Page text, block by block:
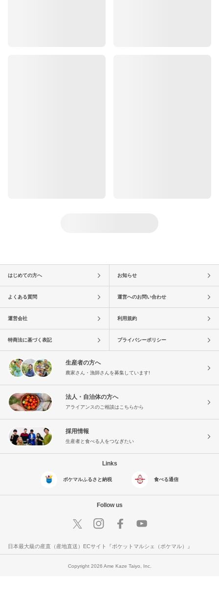
はじめての方へ お知らせ
よくある質問 運営へのお問い合わせ
運営会社 利用規約
特商法に基づく表記 プライバシーポリシー
生産者の方へ
農家さん・漁師さんを募集しています!
法人・自治体の方へ
アライアンスのご相談はこちらから
採用情報
生産者と食べる人をつなぎたい
Links
ポケマルふるさと納税 食べる通信
Follow us
日本最大級の産直（産地直送）ECサイト『ポケットマルシェ（ポケマル）』
Copyright 2026 Ame Kaze Taiyo, Inc.